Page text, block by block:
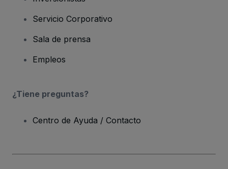
Servicio Corporativo
Sala de prensa
Empleos
¿Tiene preguntas?
Centro de Ayuda / Contacto